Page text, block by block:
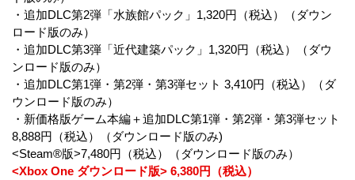
・追加DLC第2弾「水族館パック」1,320円（税込）（ダウン
ロード版のみ）
・追加DLC第3弾「近代建築パック」1,320円（税込）（ダウ
ンロード版のみ）
・追加DLC第1弾・第2弾・第3弾セット 3,410円（税込）（ダ
ウンロード版のみ）
・新価格版ゲーム本編＋追加DLC第1弾・第2弾・第3弾セット
8,888円（税込）（ダウンロード版のみ)
<Steam®版>7,480円（税込）（ダウンロード版のみ）
<Xbox One ダウンロード版> 6,380円（税込）